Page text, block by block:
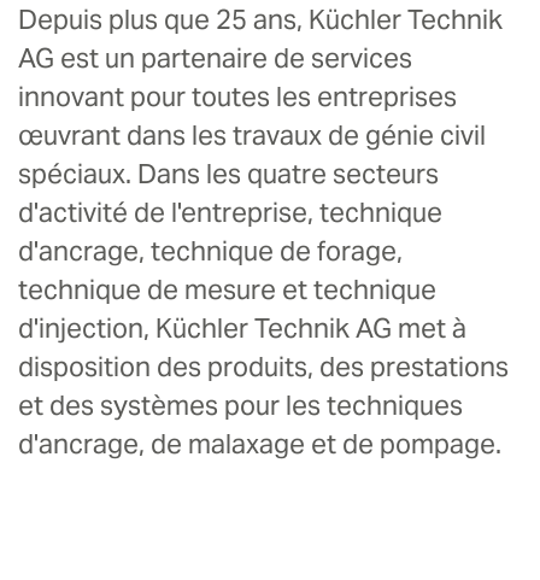
Depuis plus que 25 ans, Küchler Technik
AG est un partenaire de services
innovant pour toutes les entreprises
œuvrant dans les travaux de génie civil
spéciaux. Dans les quatre secteurs
d'activité de l'entreprise, technique
d'ancrage, technique de forage,
technique de mesure et technique
d'injection, Küchler Technik AG met à
disposition des produits, des prestations
et des systèmes pour les techniques
d'ancrage, de malaxage et de pompage.